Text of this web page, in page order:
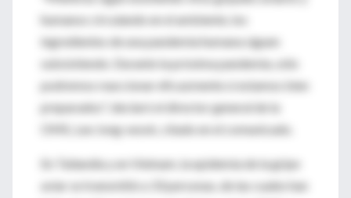
humanos circulando en el ambiente, los
ingredientes de una pandemia humana siguen
subsistiendo. Durante la próxima pandemia, sólo
podremos reaccionar eficazmente si estamos bien
preparados", declaró el director general de la
OMS, Lee Jong-wook, citado en el comunicado.
En Tailandia y en Vietnam, la epidemia de la gripe
aviar se transmitió a 33 personas, de las cuales han